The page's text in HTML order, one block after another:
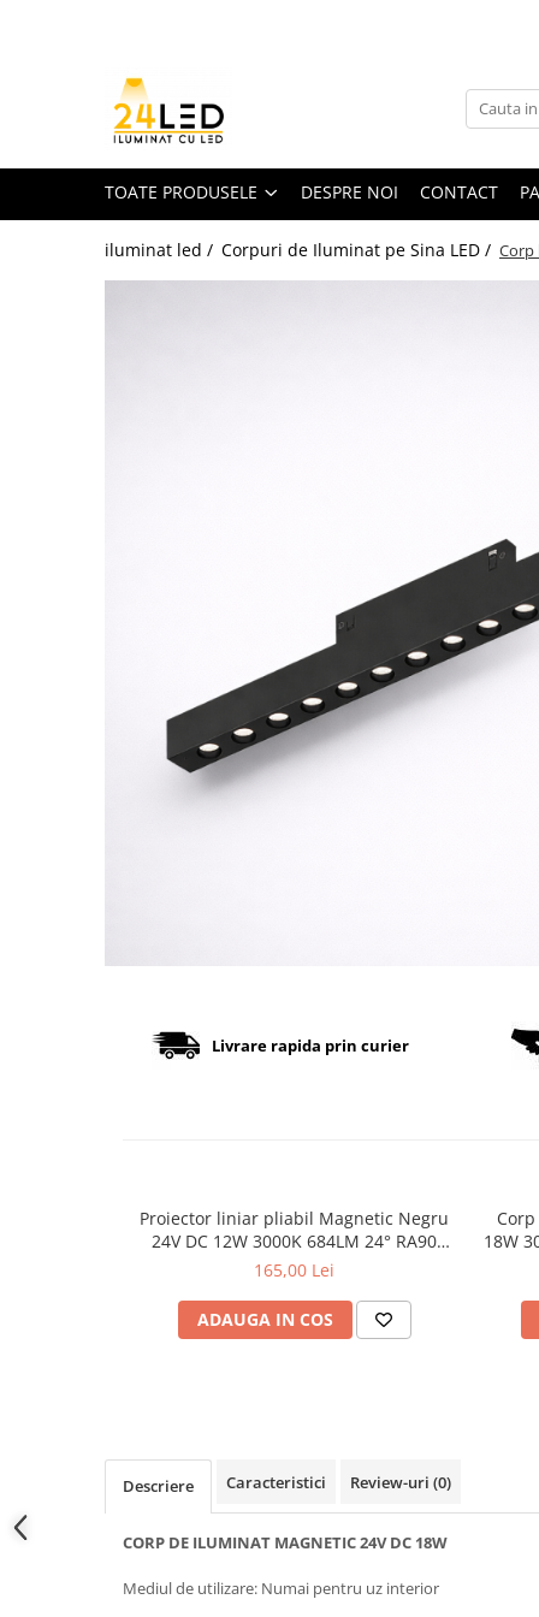
Toate Produsele
Banda Led COB
Banda LED 12V
Banda LED RGB
Senzori de miscare
Sina magnetica LED 48V
Sina Magnetica Slim 5mm 24V
Corpuri de Iluminat Industriale LED
Corpuri liniare LED
Panouri LED
TOATE PRODUSELE DESPRE NOI CONTACT
iluminat led / Corpuri de Iluminat pe Sina LED / Corp
Livrare rapida prin curier
Proiector liniar pliabil Magnetic Negru
24V DC 12W 3000K 684LM 24° RA90
L232MM
165,00 Lei
ADAUGA IN COS
18W
Descriere Caracteristici Review-uri (0)
CORP DE ILUMINAT MAGNETIC 24V DC 18W
Mediul de utilizare: Numai pentru uz interior